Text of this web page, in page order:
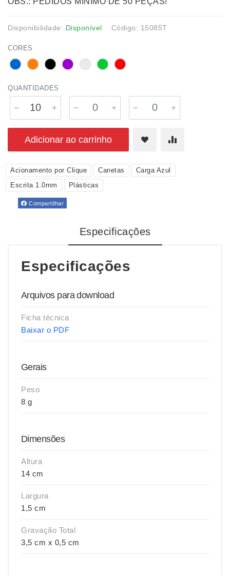
Disponibilidade: Disponível Código: 15085T
CORES
QUANTIDADES
Adicionar ao carrinho
Acionamento por Clique Canetas
Carga Azul
Escrita 1.0mm
Plásticas
Compartilhar
Especificações
Especificações
Arquivos para download
Ficha técnica
Baixar o PDF
Gerais
Peso
8 g
Dimensões
Altura
14 cm
Largura
1,5 cm
Gravação Total
3,5 cm x 0,5 cm